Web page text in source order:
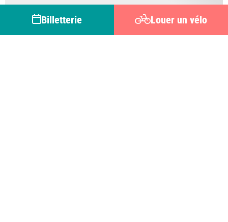
Billetterie Louer un vélo